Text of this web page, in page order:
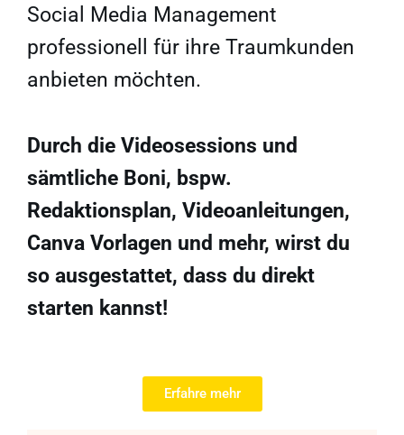
Social Media Management
professionell für ihre Traumkunden
anbieten möchten.
Durch die Videosessions und
sämtliche Boni, bspw.
Redaktionsplan, Videoanleitungen,
Canva Vorlagen und mehr, wirst du
so ausgestattet, dass du direkt
starten kannst!
Erfahre mehr